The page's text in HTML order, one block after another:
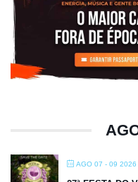
AGO 07 - 09 2026